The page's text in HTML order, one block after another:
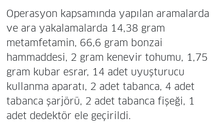
Operasyon kapsamında yapılan aramalarda
ve ara yakalamalarda 14,38 gram
metamfetamin, 66,6 gram bonzai
hammaddesi, 2 gram kenevir tohumu, 1,75
gram kubar esrar, 14 adet uyuşturucu
kullanma aparatı, 2 adet tabanca, 4 adet
tabanca şarjörü, 2 adet tabanca fişeği, 1
adet dedektör ele geçirildi.